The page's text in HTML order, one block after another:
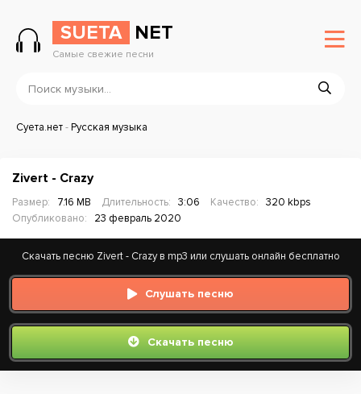
SUETA NET
Самые свежие песни
Суета.нет-Русская музыка
Zivert - Crazy
Размер: 7.16 MB Длительность: 3:06 Качество:
320 kbps
Опубликовано:
23 февраль 2020
Скачать песню Zivert - Crazy в mp3 или слушать онлайн бесплатно
Слушать песню
Скачать песню